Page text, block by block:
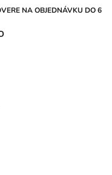
NA OBJEDNÁVKU DO 6